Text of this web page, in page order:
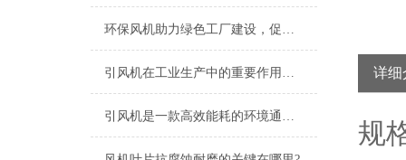
环保风机助力绿色工厂建设，促进节能减排
引风机在工业生产中的重要作用及发展趋势
引风机是一款高效能耗的环境通风设备
详细
规